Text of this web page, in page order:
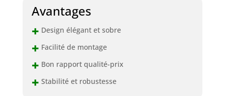
Avantages
+ Design élégant et sobre
+ Facilité de montage
+ Bon rapport qualité-prix
+ Stabilité et robustesse